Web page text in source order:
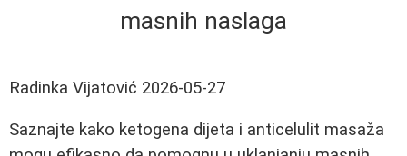
masnih naslaga
Radinka Vijatović 2026-05-27
Saznajte kako ketogena dijeta i anticelulit masaža